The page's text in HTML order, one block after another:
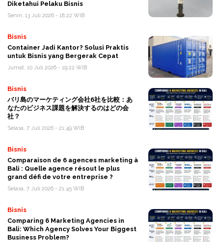
Diketahui Pelaku Bisnis
Senin, 13 Juli 2026 - 18:22 WIB
Bisnis
Container Jadi Kantor? Solusi Praktis
untuk Bisnis yang Bergerak Cepat
Jumat, 10 Juli 2026 - 19:22 WIB
Bisnis
バリ島のマーケティング会社6社を比較：あ
なたのビジネス課題を解決するのはどの会
社？
Selasa, 7 Juli 2026 - 21:49 WIB
Bisnis
Comparaison de 6 agences marketing à
Bali : Quelle agence résout le plus
grand défi de votre entreprise ?
Selasa, 7 Juli 2026 - 21:45 WIB
Bisnis
Comparing 6 Marketing Agencies in
Bali: Which Agency Solves Your Biggest
Business Problem?